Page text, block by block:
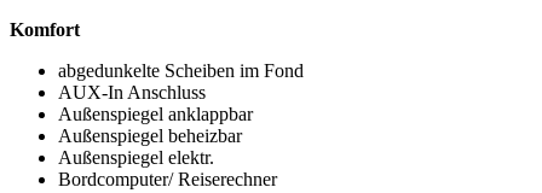
Komfort
abgedunkelte Scheiben im Fond
AUX-In Anschluss
Außenspiegel anklappbar
Außenspiegel beheizbar
Außenspiegel elektr.
Bordcomputer/ Reiserechner